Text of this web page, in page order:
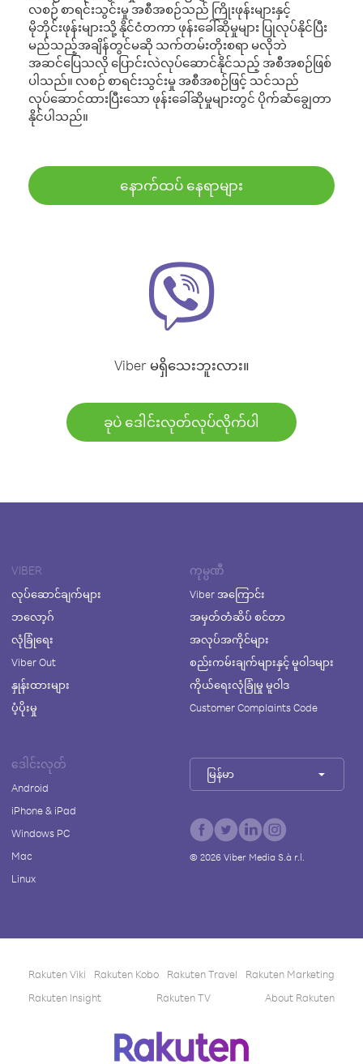
လစဉ် စာရင်းသွင်းမှု အစီအစဉ်သည် ကြိုးဖုန်းများနှင့်
မိုဘိုင်းဖုန်းများသို့ နိုင်ငံတကာ ဖုန်းခေါ်ဆိုမှုများ ပြုလုပ်နိုင်ပြီး
မည်သည့်အချိန်တွင်မဆို သက်တမ်းတိုးစရာ မလိုဘဲ
အဆင်ပြေသလို ပြောင်းလဲလုပ်ဆောင်နိုင်သည့် အစီအစဉ်ဖြစ်
ပါသည်။ လစဉ် စာရင်းသွင်းမှု အစီအစဉ်ဖြင့် သင်သည်
လုပ်ဆောင်ထားပြီးသော ဖုန်းခေါ်ဆိုမှုများတွင် ပိုက်ဆံချွေတာ
နိုင်ပါသည်။
နောက်ထပ် နေရာများ
Viber မရှိသေးဘူးလား။
ခုပဲ ဒေါင်းလုတ်လုပ်လိုက်ပါ
VIBER
လုပ်ဆောင်ချက်များ
ဘလော့ဂ်
လုံခြုံရေး
Viber Out
နှုန်းထားများ
ပံ့ပိုးမှု
ကုမ္ပဏီ
Viber အကြောင်း
အမှတ်တံဆိပ် စင်တာ
အလုပ်အကိုင်များ
စည်းကမ်းချက်များနှင့် မူဝါဒများ
ကိုယ်ရေးလုံခြုံမှု မူဝါဒ
Customer Complaints Code
ဒေါင်းလုတ်
Android
iPhone & iPad
Windows PC
Mac
Linux
မြန်မာ
© 2026Viber Media S.à r.l.
Rakuten Viki Rakuten Kobo Rakuten Travel
Rakuten Marketing
Rakuten Insight
Rakuten TV About Rakuten